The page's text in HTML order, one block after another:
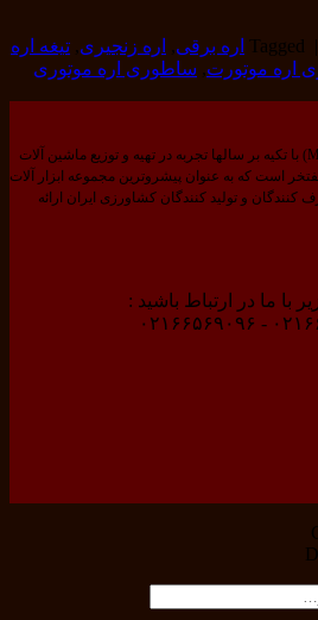
|
Tagged اره برقی, اره زنجیری, تیغه اره
اره موتورت, ساطوری اره موتوری
شرکت بازرگانی ماشین برزگر (MBT) با تکیه بر سالها تجربه در تهیه و توزیع ماشین آلات
است که به عنوان پیشروترین مجموعه ابزار آلات
و تولید کنندگان کشاورزی ایران ارائه
با ما در ارتباط باشید :